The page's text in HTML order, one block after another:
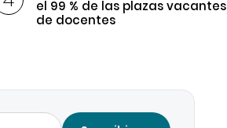
el 99 % de las plazas vacantes
de docentes